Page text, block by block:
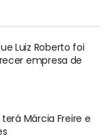
Luiz Roberto foi
empresa de
Márcia Freire e